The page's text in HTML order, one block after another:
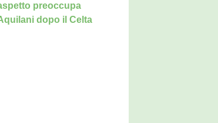
preoccupa
dopo il Celta